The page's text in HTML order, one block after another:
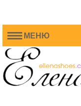
МЕНЮ